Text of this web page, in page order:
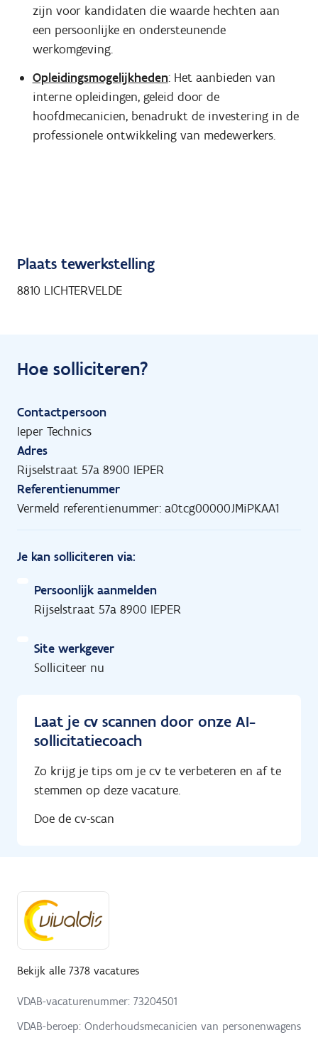
zijn voor kandidaten die waarde hechten aan
een persoonlijke en ondersteunende
werkomgeving.
Opleidingsmogelijkheden: Het aanbieden van
interne opleidingen, geleid door de
hoofdmecanicien, benadrukt de investering in de
professionele ontwikkeling van medewerkers.
Plaats tewerkstelling
8810 LICHTERVELDE
Hoe solliciteren?
Contactpersoon
Ieper Technics
Adres
Rijselstraat 57a 8900 IEPER
Referentienummer
Vermeld referentienummer: a0tcg00000JMiPKAA1
Je kan solliciteren via:
Persoonlijk aanmelden
Rijselstraat 57a 8900 IEPER
Site werkgever
Solliciteer nu
Laat je cv scannen door onze AI-
sollicitatiecoach
Zo krijg je tips om je cv te verbeteren en af te
stemmen op deze vacature.
Doe de cv-scan
Bekijk alle 7378 vacatures
VDAB-vacaturenummer: 73204501
VDAB-beroep: Onderhoudsmecanicien van personenwagens